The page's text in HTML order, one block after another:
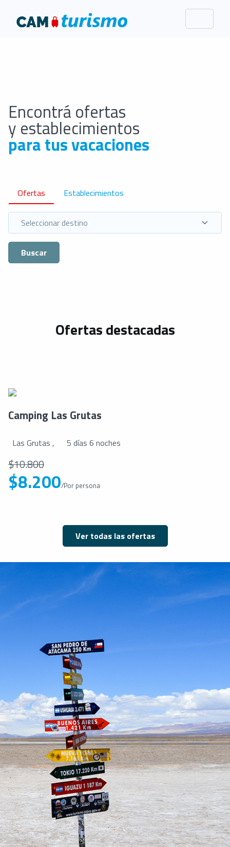
Encontrá ofertas
y establecimientos
para tus vacaciones
Ofertas
Establecimientos
provincia
Buscar
Ofertas destacadas
Camping Las Grutas
Las Grutas , 5 días 6 noches
$10.800
$8.200/Por persona
Ver todas las ofertas